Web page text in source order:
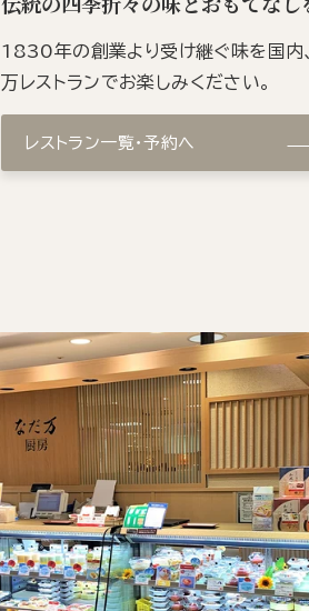
1830年の創業より受け継ぐ味を国内
万レストランでお楽しみください。
レストラン一覧・予約へ